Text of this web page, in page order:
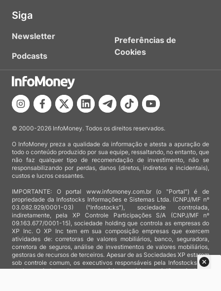
Siga
Newsletter
Podcasts
Preferências de
Cookies
© 2000-2026 InfoMoney. Todos os direitos reservados.
O InfoMoney preza a qualidade da informação e atesta a apuração de
todo o conteúdo produzido por sua equipe, ressaltando, no entanto, que
não faz qualquer tipo de recomendação de investimento, não se
responsabilizando por perdas, danos (diretos, indiretos e incidentais),
custos e lucros cessantes.
IMPORTANTE: O portal www.infomoney.com.br (o "Portal") é de
propriedade da Infostocks Informações e Sistemas Ltda. (CNPJ/MF nº
03.082.929/0001-03) ("Infostocks"), sociedade controlada,
indiretamente, pela XP Controle Participações S/A (CNPJ/MF nº
09.163.677/0001-15), sociedade holding que controla as empresas do
XP Inc. O XP Inc tem em sua composição empresas que exercem
atividades de: corretoras de valores mobiliários, banco, seguradora,
corretora de seguros, análise de investimentos de valores mobiliários,
gestoras de recursos de terceiros. Apesar de as Sociedades XP estarem
sob controle comum, os executivos responsáveis pela Infostocks são
totalmente independentes e as notícias, matérias e opiniões veiculadas